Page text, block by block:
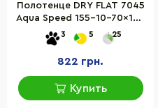
Полотенце DRY FLAT 7045
Aqua Speed 155-10-70x140
синее 70 x 140 см
3 5 25
822 грн.
Купить